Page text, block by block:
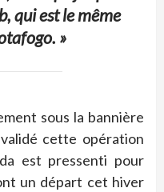
qui est le même
»
sous la bannière
cette opération
est pressenti pour
un départ cet hiver